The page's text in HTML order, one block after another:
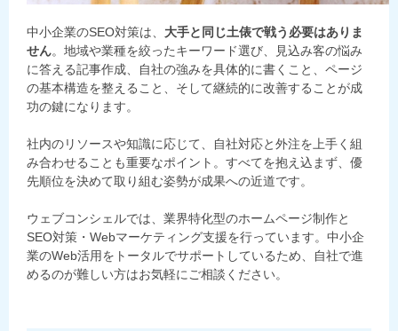
中小企業のSEO対策は、 大手と同じ土俵で戦う必要はありま
せん。地域や業種を絞ったキーワード選び、見込み客の悩み
に答える記事作成、自社の強みを具体的に書くこと、ページ
の基本構造を整えること、そして継続的に改善することが成
功の鍵になります。
社内のリソースや知識に応じて、自社対応と外注を上手く組
み合わせることも重要なポイント。すべてを抱え込まず、優
先順位を決めて取り組む姿勢が成果への近道です。
ウェブコンシェルでは、業界特化型のホームページ制作と
SEO対策・Webマーケティング支援を行っています。中小企
業のWeb活用をトータルでサポートしているため、自社で進
めるのが難しい方はお気軽にご相談ください。